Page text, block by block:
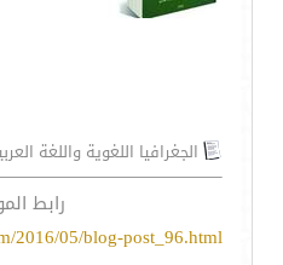
الجغرافيا اللغوية واللغة
رابط
2016/05/blog-post_96.html